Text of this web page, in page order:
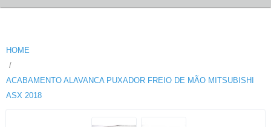
HOME
ACABAMENTO ALAVANCA PUXADOR FREIO DE MÃO MITSUBISHI
ASX 2018